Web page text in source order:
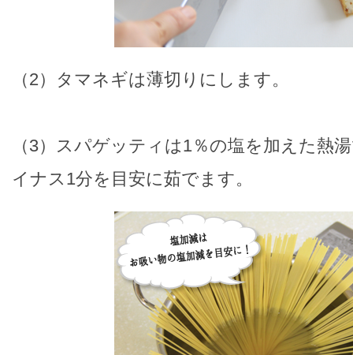
（2）タマネギは薄切りにします。
（3）スパゲッティは1％の塩を加えた熱
イナス1分を目安に茹でます。